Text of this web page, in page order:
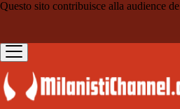
Questo sito contribuisce alla audience de